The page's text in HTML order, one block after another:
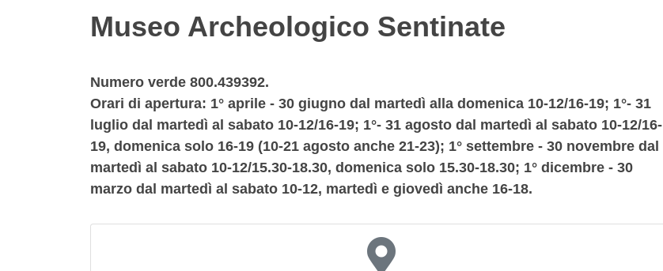
Museo Archeologico Sentinate
Numero verde 800.439392.
Orari di apertura: 1° aprile - 30 giugno dal martedì alla domenica 10-12/16-19; 1°- 31
luglio dal martedì al sabato 10-12/16-19; 1°- 31 agosto dal martedì al sabato 10-12/16-
19, domenica solo 16-19 (10-21 agosto anche 21-23); 1° settembre - 30 novembre dal
martedì al sabato 10-12/15.30-18.30, domenica solo 15.30-18.30; 1° dicembre - 30
marzo dal martedì al sabato 10-12, martedì e giovedì anche 16-18.